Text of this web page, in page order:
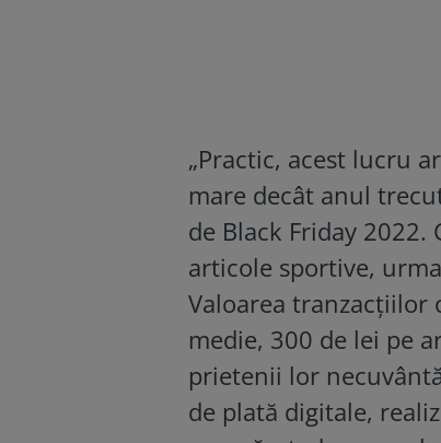
„Practic, acest lucru
mare decât anul
de Black Friday
articole sportive,
Valoarea
medie, 300 de lei pe
prietenii lor
de plată digitale,